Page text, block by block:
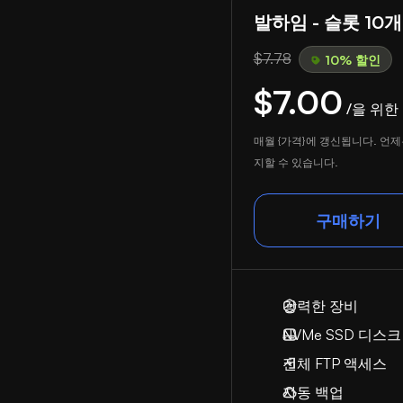
발하임 - 슬롯 10개
$7.78 10% 할인
$7.00 /을 위한
매월 {가격}에 갱신됩니다. 언
지할 수 있습니다.
구매하기
강력한 장비
NVMe SSD 디스크
전체 FTP 액세스
자동 백업